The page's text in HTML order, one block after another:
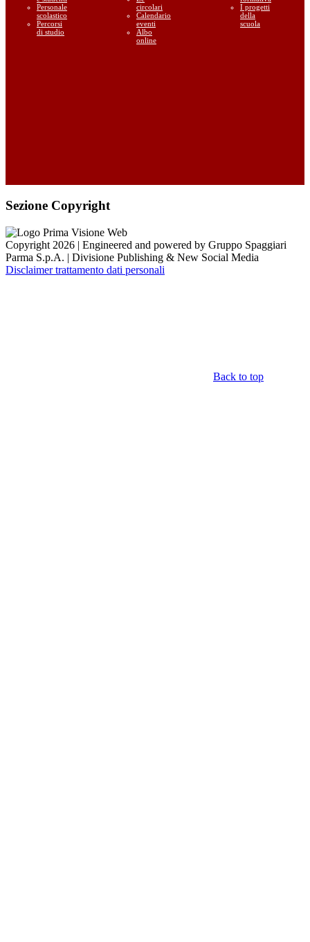
Personale
scolastico
Percorsi
di studio
circolari
Calendario
eventi
Albo
online
I progetti
della
scuola
Sezione Copyright
Copyright 2026 | Engineered and powered by Gruppo Spaggiari
Parma S.p.A. | Divisione Publishing & New Social Media
Disclaimer trattamento dati personali
Back to top